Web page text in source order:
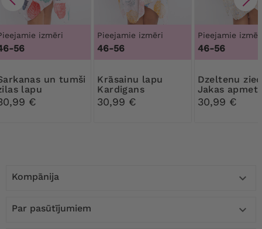
izmēri
56
tumši
lapu
€
Pieejamie izmēri
46-56
Krāsainu lapu
Kardigans
30,99 €
Pieejamie
46-56
Dzeltenu ziedu
Jakas
30,99 €
Kompānija 
Par pasūtījumiem 